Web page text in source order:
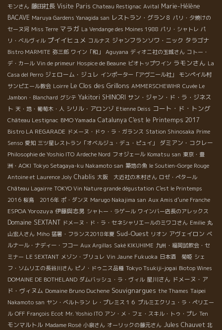
モンさん 藤田社長 Visite Paris Chateau Restignac Avital Marie-Hélène
BACAVE Maruya Gardens Yanagida san レストラン・グラン８ パリ・夕焼けの
セーヌ河 Miss Terre マラガ La Vendange des Moines 1988 パリ・シャトレ パ
リ・ベルヴィル プイイヒュメ コルナス ジャンフランソワ・ニック タラゴナ
Bistro MARMITE 弥三郎 ワイン「和」 Aguyana ディオニ社の玉城さん コトー・
デ・カール Vin de primeur Hospice de Beaune ビオトップワイン ラモンさん La
Casa del Perro ジェローム・ジュレ インポーター「アヴニール社」
モンペイル村
サンピエール教会 Loirre Le Clos des Grillons AMMERSCHEWIHR Cuvée Le
Jambon・Blanchard グシテ Yakitori SHINORI サン・ジャン・ド・ラ・ジネス
ト 天・地・葡萄木・人 シリル・アロンゾ Etienne Deiss コート・ド・トング
Château Lestignac BMO Yamada Catalunya C'est le Printemps 2017
Bistro LA REGARADE ドメーヌ・ドゥ・ラ・ガランス Station Shinosaka Prime
Senso 愛知 三ツ星レストラン「オベルジュ・デュ・ピュイ」 ダミアン・コクレー
Philosophie de Yoshio ITO Ardeche Nord フォジェール Komatsu san 東京・豊
洲・AOKI Tokyo Setagaya-ku Nakamoto san 築地の魚 le Soutien-Gorge Rouge
Antoine et Laurence Joly Chablis 大阪 大近社の木村さん ロゼ・ぺタール
Château Lagairre TOKYO Vin Nature grande dégustation C'est le Printemps
2016 桜島 2016年 ポ・ダンヌ Marugo Nakajima san Aux Amis d’une Franche
ESPOA Yorozuya 伊藤與志男 シャトー・ラゲール ワインバー店長のアレックス
Domaine SEXTANT ドメーヌ・ド・ラ・セネシャリエールのミワコさん Emilie 丸
山宏人さん Miho 猛暑・フランス2018年夏 Sud-Ouest リオン アヴェイロン ベ
ルナール・ナディー・フコー Aux Argillas Saké KIKUHIME 九州・福岡試飲会・セ
ミナー LE SEXTANT メゾン・ブリュレ Vin Jaune Fukuoka 日本酒 菊姫 シェ
フ・ソムリエの長谷川さん ピノ・ドゥニス品種 Tokyo Tsukiji-jogai Biotop Wines
DOMAINE DE BOTHELAND ダムバッシュ・ラ・ヴィル 星川さん ドメーヌ・ア
ド・ヴィヌム Domaine Bruno Duchene Souvignargues the Thames Taipei
Nakamoto san ヤン・ベルトラン レ・プレミス１６ プルミエクリュ・ラ・ペリエー
ル OFF François Ecot Mr. Yoshio ITO アン・メ・フェ・スキル・トゥ・プレ Ten
モンマルトル Madame Rosé 小泉さん オーリックの藤元さん Jules Chauvet 北